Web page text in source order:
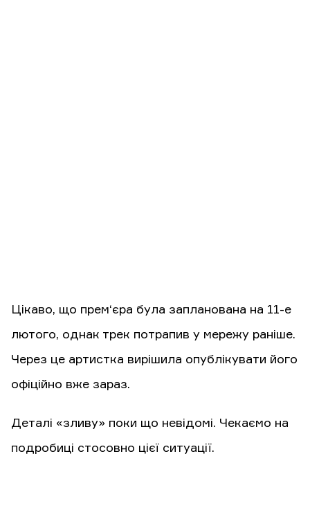
Цікаво, що прем‘єра була запланована на 11-е
лютого, однак трек потрапив у мережу раніше.
Через це артистка вирішила опублікувати його
офіційно вже зараз.
Деталі «зливу» поки що невідомі. Чекаємо на
подробиці стосовно цієї ситуації.